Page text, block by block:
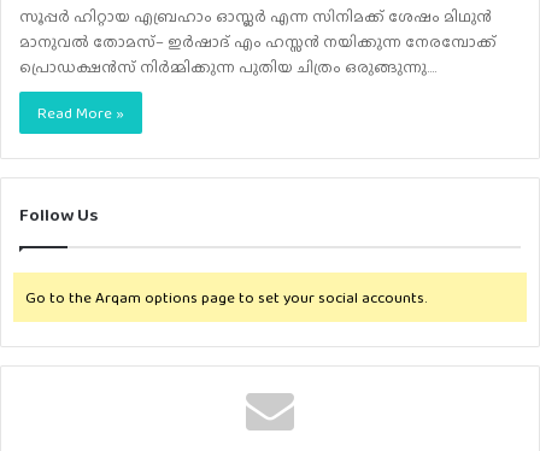
സൂപ്പർ ഹിറ്റായ എബ്രഹാം ഓസ്ലർ എന്ന സിനിമക്ക് ശേഷം മിഥുൻ
മാനുവൽ തോമസ്– ഇർഷാദ് എം ഹസ്സൻ നയിക്കുന്ന നേരമ്പോക്ക്
പ്രൊഡക്ഷൻസ് നിർമ്മിക്കുന്ന പുതിയ ചിത്രം ഒരുങ്ങുന്നു.…
Read More »
Follow Us
Go to the Arqam options page to set your social accounts.